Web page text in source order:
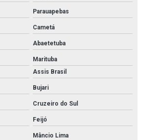
à norma nr13
tubulações
vasos de pressão
caldeira
chillers
trocadores de calor
Parauapebas
Cametá
Abaetetuba
Marituba
Assis Brasil
Bujari
Cruzeiro do Sul
Feijó
Mâncio Lima